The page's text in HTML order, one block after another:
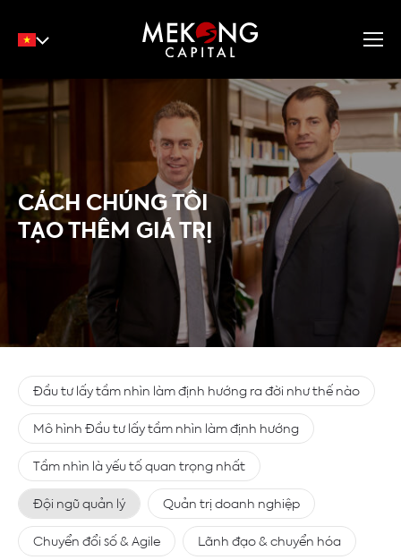
English
中文
CÁCH CHÚNG TÔI
TẠO THÊM GIÁ TRỊ
Đầu tư lấy tầm nhìn làm định hướng ra đời như thế nào
Mô hình Đầu tư lấy tầm nhìn làm định hướng
Tầm nhìn là yếu tố quan trọng nhất
Đội ngũ quản lý
Quản trị doanh nghiệp
Chuyển đổi số & Agile
Lãnh đạo & chuyển hóa